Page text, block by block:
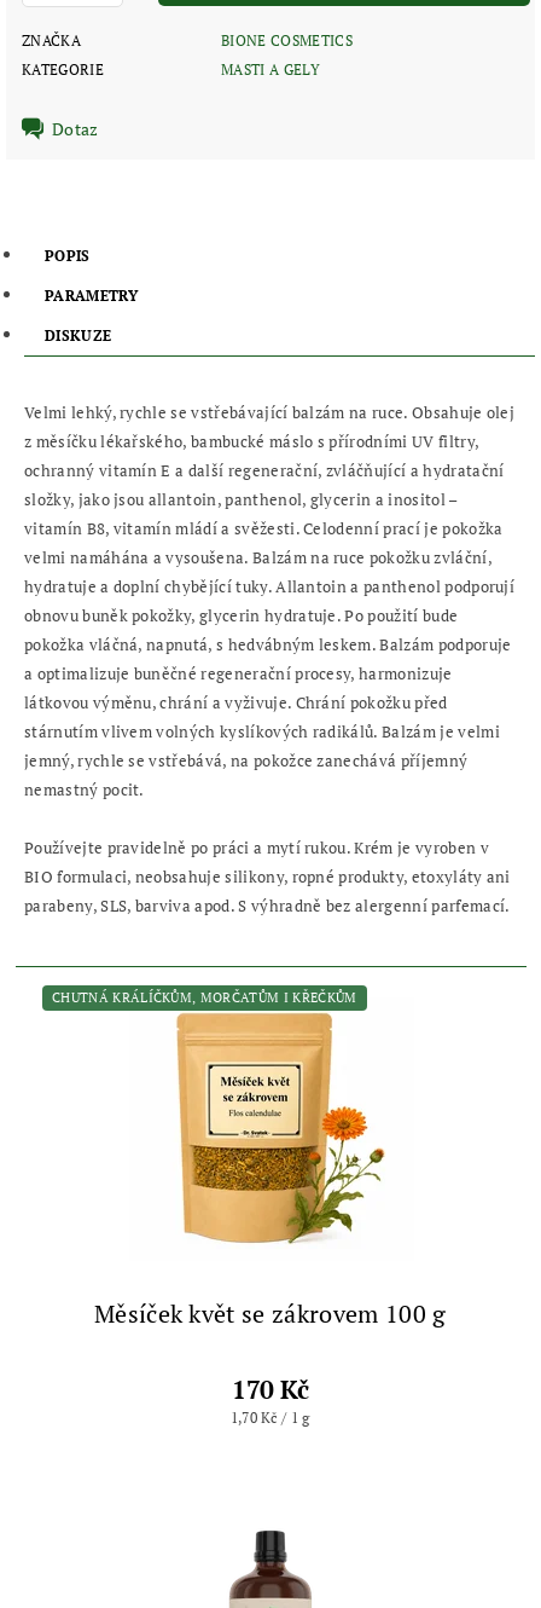
ZNAČKA
BIONE COSMETICS
KATEGORIE
MASTI A GELY
Dotaz
POPIS
PARAMETRY
DISKUZE
Velmi lehký, rychle se vstřebávající balzám na ruce. Obsahuje olej
z měsíčku lékařského, bambucké máslo s přírodními UV filtry,
ochranný vitamín E a další regenerační, zvláčňující a hydratační
složky, jako jsou allantoin, panthenol, glycerin a inositol –
vitamín B8, vitamín mládí a svěžesti. Celodenní prací je pokožka
velmi namáhána a vysoušena. Balzám na ruce pokožku zvláční,
hydratuje a doplní chybějící tuky. Allantoin a panthenol podporují
obnovu buněk pokožky, glycerin hydratuje. Po použití bude
pokožka vláčná, napnutá, s hedvábným leskem. Balzám podporuje
a optimalizuje buněčné regenerační procesy, harmonizuje
látkovou výměnu, chrání a vyživuje. Chrání pokožku před
stárnutím vlivem volných kyslíkových radikálů. Balzám je velmi
jemný, rychle se vstřebává, na pokožce zanechává příjemný
nemastný pocit.
Používejte pravidelně po práci a mytí rukou. Krém je vyroben v
BIO formulaci, neobsahuje silikony, ropné produkty, etoxyláty ani
parabeny, SLS, barviva apod. S výhradně bez alergenní parfemací.
CHUTNÁ KRÁLÍČKŮM, MORČATŮM I KŘEČKŮM
Měsíček květ se zákrovem 100 g
170 Kč
1,70 Kč / 1 g